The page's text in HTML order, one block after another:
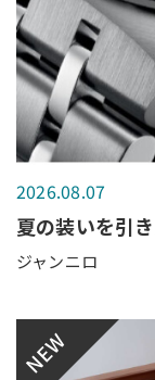
2026.08.07
夏の装いを引
ジャンニロ
NEW